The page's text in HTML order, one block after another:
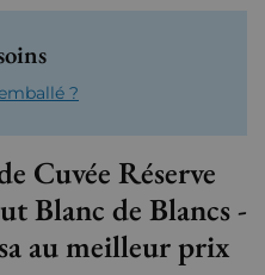
?
Cuvée Réserve
Blanc de Blancs -
au meilleur prix